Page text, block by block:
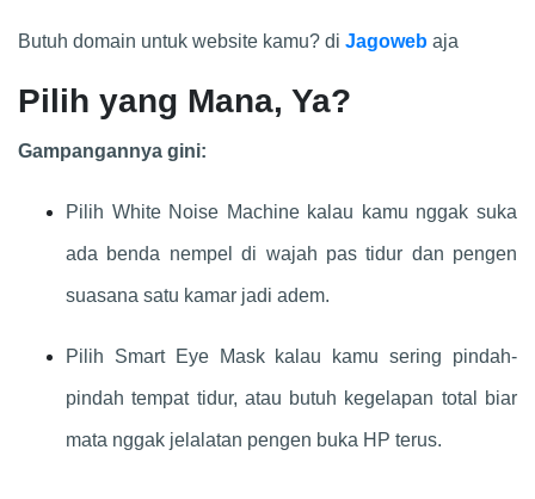
Butuh domain untuk website kamu? di Jagoweb aja
Pilih yang Mana, Ya?
Gampangannya gini:
Pilih White Noise Machine kalau kamu nggak suka
ada benda nempel di wajah pas tidur dan pengen
suasana satu kamar jadi adem.
Pilih Smart Eye Mask kalau kamu sering pindah-
pindah tempat tidur, atau butuh kegelapan total biar
mata nggak jelalatan pengen buka HP terus.